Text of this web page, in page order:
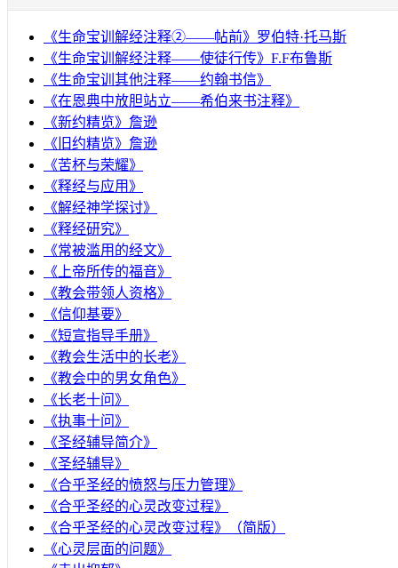
《生命宝训解经注释②——帖前》罗伯特·托马斯
《生命宝训解经注释——使徒行传》F.F布鲁斯
《生命宝训其他注释——约翰书信》
《在恩典中放胆站立——希伯来书注释》
《新约精览》詹逊
《旧约精览》詹逊
《苦杯与荣耀》
《释经与应用》
《解经神学探讨》
《释经研究》
《常被滥用的经文》
《上帝所传的福音》
《教会带领人资格》
《信仰基要》
《短宣指导手册》
《教会生活中的长老》
《教会中的男女角色》
《长老十问》
《执事十问》
《圣经辅导简介》
《圣经辅导》
​《合乎圣经的愤怒与压力管理》
《合乎圣经的心灵改变过程》
《合乎圣经的心灵改变过程》（简版）
《心灵层面的问题》